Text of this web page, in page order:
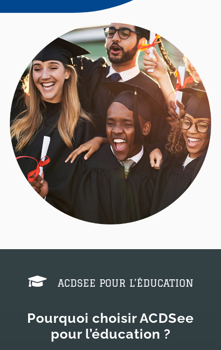
ACDSEE POUR L’ÉDUCATION
Pourquoi choisir ACDSee
pour l’éducation ?